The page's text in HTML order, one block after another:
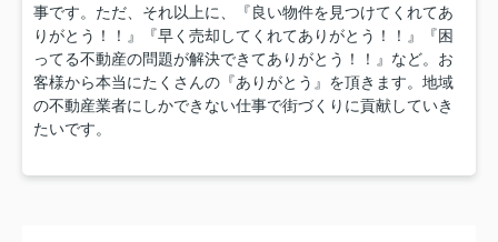
事です。ただ、それ以上に、『良い物件を見つけてくれてあ
りがとう！！』『早く売却してくれてありがとう！！』『困
ってる不動産の問題が解決できてありがとう！！』など。お
客様から本当にたくさんの『ありがとう』を頂きます。地域
の不動産業者にしかできない仕事で街づくりに貢献していき
たいです。